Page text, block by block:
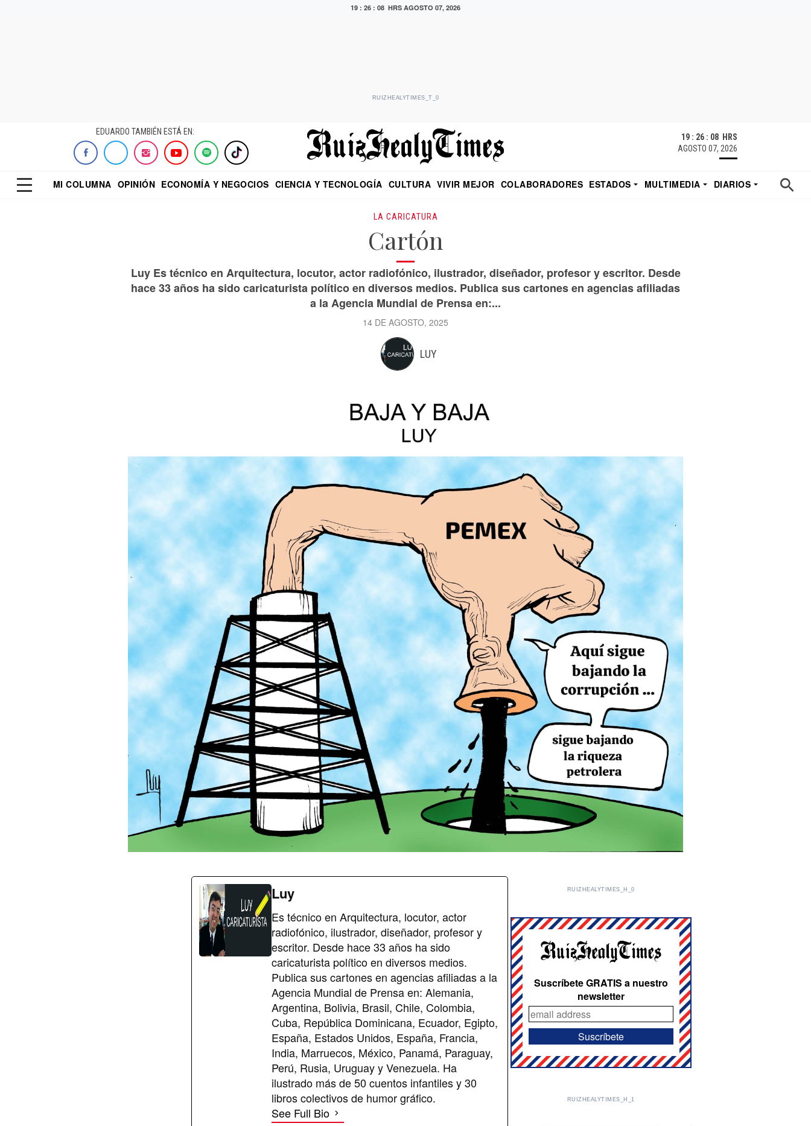
19 : 26 : 10 HRS AGOSTO 07, 2026
RUIZHEALYTIMES_T_0
EDUARDO TAMBIÉN ESTÁ EN:
19 : 26 : 10 HRS
AGOSTO 07, 2026
MI COLUMNA OPINIÓN ECONOMÍA Y NEGOCIOS CIENCIA Y TECNOLOGÍA CULTURA VIVIR MEJOR COLABORADORES ESTADOS MULTIMEDIA
DIARIOS
LA CARICATURA
Cartón
Luy Es técnico en Arquitectura, locutor, actor radiofónico, ilustrador, diseñador, profesor y escritor. Desde
hace 33 años ha sido caricaturista político en diversos medios. Publica sus cartones en agencias afiliadas
a la Agencia Mundial de Prensa en:...
14 DE AGOSTO, 2025
LUY
Luy
Es técnico en Arquitectura, locutor, actor
radiofónico, ilustrador, diseñador, profesor y
escritor. Desde hace 33 años ha sido
caricaturista político en diversos medios.
Publica sus cartones en agencias afiliadas a la
Agencia Mundial de Prensa en: Alemania,
Argentina, Bolivia, Brasil, Chile, Colombia,
Cuba, República Dominicana, Ecuador, Egipto,
España, Estados Unidos, España, Francia,
India, Marruecos, México, Panamá, Paraguay,
Perú, Rusia, Uruguay y Venezuela. Ha
ilustrado más de 50 cuentos infantiles y 30
libros colectivos de humor gráfico.
See Full Bio
RUIZHEALYTIMES_H_0
Suscríbete GRATIS a nuestro
newsletter
RUIZHEALYTIMES_H_1